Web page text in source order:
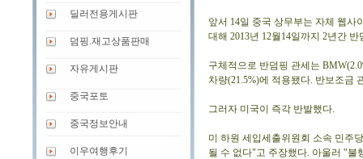
딜러전용게시판
덤핑.재고상품판매
자유게시판
중국포토
중국정보안내
이우여행후기
앞서 14일 중국 상무부는 자체 웹사
대해 2013년 12월14일까지 2년간
구체적으로 반덤핑 관세는
차량(21.5%)에 적용됐다. 반보조금
그러자 미국이 즉각 반발했다.
미 하원 세입세출위원회 소속 민주
될 수 없다"고 주장했다. 아울러 "불